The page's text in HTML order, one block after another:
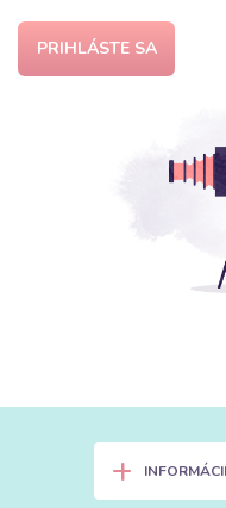
PRIHLÁSTE SA
+